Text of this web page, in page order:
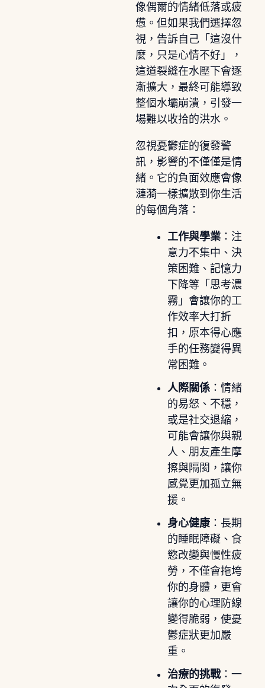
像偶爾的情緒低落或疲
憊。但如果我們選擇忽
視，告訴自己「這沒什
麼，只是心情不好」，
這道裂縫在水壓下會逐
漸擴大，最終可能導致
整個水壩崩潰，引發一
場難以收拾的洪水。
忽視憂鬱症的復發警
訊，影響的不僅僅是情
緒。它的負面效應會像
漣漪一樣擴散到你生活
的每個角落：
工作與學業：注
意力不集中、決
策困難、記憶力
下降等「思考濃
霧」會讓你的工
作效率大打折
扣，原本得心應
手的任務變得異
常困難。
人際關係：情緒
的易怒、不穩，
或是社交退縮，
可能會讓你與親
人、朋友產生摩
擦與隔閡，讓你
感覺更加孤立無
援。
身心健康：長期
的睡眠障礙、食
慾改變與慢性疲
勞，不僅會拖垮
你的身體，更會
讓你的心理防線
變得脆弱，使憂
鬱症狀更加嚴
重。
治療的挑戰：一